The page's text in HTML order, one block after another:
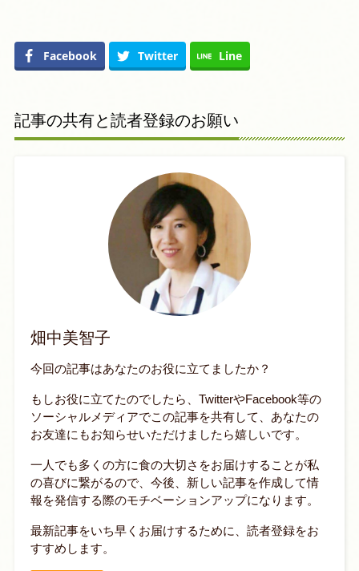
Facebook Twitter Line
記事の共有と読者登録のお願い
畑中美智子
今回の記事はあなたのお役に立てましたか？
もしお役に立てたのでしたら、TwitterやFacebook等の
ソーシャルメディアでこの記事を共有して、あなたの
お友達にもお知らせいただけましたら嬉しいです。
一人でも多くの方に食の大切さをお届けすることが私
の喜びに繋がるので、今後、新しい記事を作成して情
報を発信する際のモチベーションアップになります。
最新記事をいち早くお届けするために、読者登録をお
すすめします。